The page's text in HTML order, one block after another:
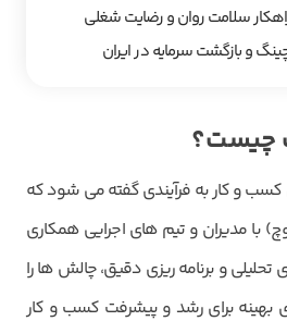
سلامت روان و رضایت شغلی
و بازگشت سرمایه در ایران
چیست؟
کسب و کار به فرآیندی گفته می شود که
با مدیران و تیم های اجرایی همکاری
و برنامه ریزی دقیق، چالش ها را
بهینه برای رشد و پیشرفت کسب و کار